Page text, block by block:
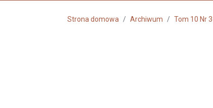
Strona domowa Archiwum Tom 10 Nr